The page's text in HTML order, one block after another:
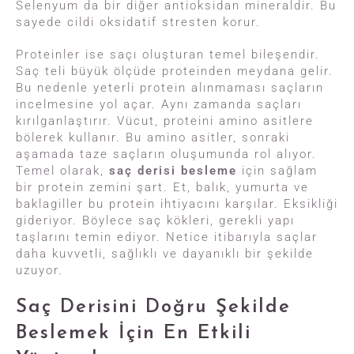
Selenyum da bir diğer antioksidan mineraldir. Bu
sayede cildi oksidatif stresten korur.
Proteinler ise saçı oluşturan temel bileşendir.
Saç teli büyük ölçüde proteinden meydana gelir.
Bu nedenle yeterli protein alınmaması saçların
incelmesine yol açar. Aynı zamanda saçları
kırılganlaştırır. Vücut, proteini amino asitlere
bölerek kullanır. Bu amino asitler, sonraki
aşamada taze saçların oluşumunda rol alıyor.
Temel olarak, saç derisi besleme için sağlam
bir protein zemini şart. Et, balık, yumurta ve
baklagiller bu protein ihtiyacını karşılar. Eksikliği
gideriyor. Böylece saç kökleri, gerekli yapı
taşlarını temin ediyor. Netice itibarıyla saçlar
daha kuvvetli, sağlıklı ve dayanıklı bir şekilde
uzuyor.
Saç Derisini Doğru Şekilde
Beslemek İçin En Etkili